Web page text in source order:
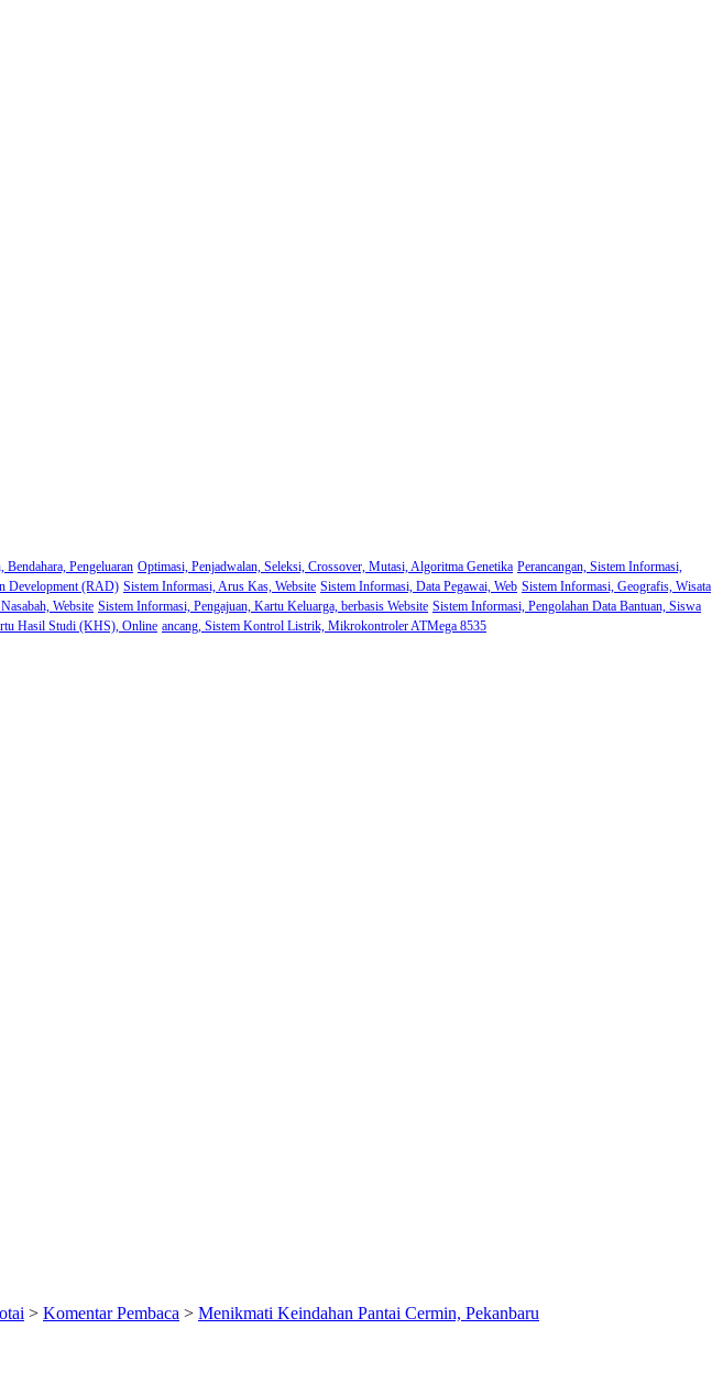
Bendahara, Pengeluaran Optimasi, Penjadwalan, Seleksi, Crossover, Mutasi, Algoritma Genetika Perancangan, Sistem Informasi,
Development (RAD) Sistem Informasi, Arus Kas, Website Sistem Informasi, Data Pegawai, Web Sistem Informasi, Geografis, Wisata
Website Sistem Informasi, Pengajuan, Kartu Keluarga, berbasis Website Sistem Informasi, Pengolahan Data Bantuan, Siswa
Hasil Studi (KHS), Online ancang, Sistem Kontrol Listrik, Mikrokontroler ATMega 8535
> Komentar Pembaca > Menikmati Keindahan Pantai Cermin, Pekanbaru